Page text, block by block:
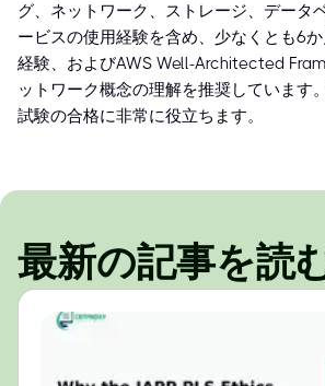
グ、ネットワーク、ストレージ、データ
ービスの使用経験を含め、少なくとも6
経験、およびAWS Well-Architected
ットワーク概念の理解を推奨しています
試験の合格に非常に役立ちます。
最新の記事を読